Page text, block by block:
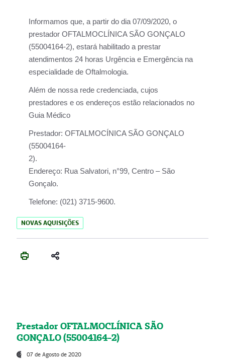
Informamos que, a partir do dia07/09/2020, o
prestador OFTALMOCLÍNICA SÃO GONÇALO
(55004164-2), estará habilitado a prestar
atendimentos 24 horas Urgência e Emergência na
especialidade de Oftalmologia.
Além de nossa rede credenciada, cujos
prestadores e os endereços estão relacionados no
Guia Médico
Prestador: OFTALMOCÍNICA SÃO GONÇALO
(55004164-
2).
Endereço: Rua Salvatori, n°99, Centro – São
Gonçalo.
Telefone: (021) 3715-9600.
NOVAS AQUISIÇÕES
Prestador OFTALMOCLÍNICA SÃO
GONÇALO (55004164-2)
07 de Agosto de 2020